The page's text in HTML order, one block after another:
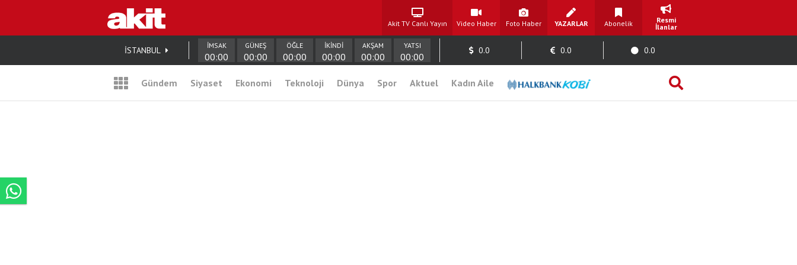
Akit TV Canlı Yayın Video Haber Foto Haber YAZARLAR Abonelik
Resmi
İlanlar
İSTANBUL İMSAK
00:00
GÜNEŞ
00:00
ÖĞLE
00:00
İKİNDİ
00:00
AKŞAM
00:00
YATSI
00:00
0.0 0.0 0.0
Gündem Siyaset Ekonomi Teknoloji Dünya Spor Aktuel Kadın Aile